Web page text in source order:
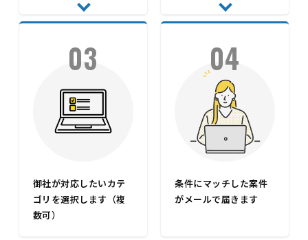
03
御社が対応したいカテ
ゴリを選択します（複
数可）
04
条件にマッチした案件
がメールで届きます